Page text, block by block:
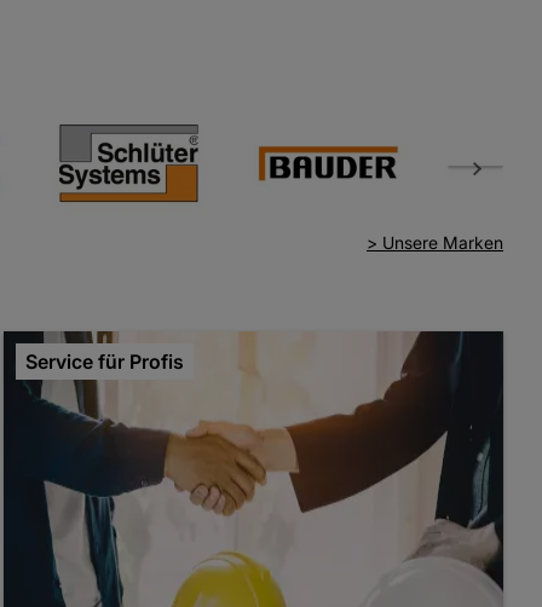
> Unsere Marken
Service für Profis